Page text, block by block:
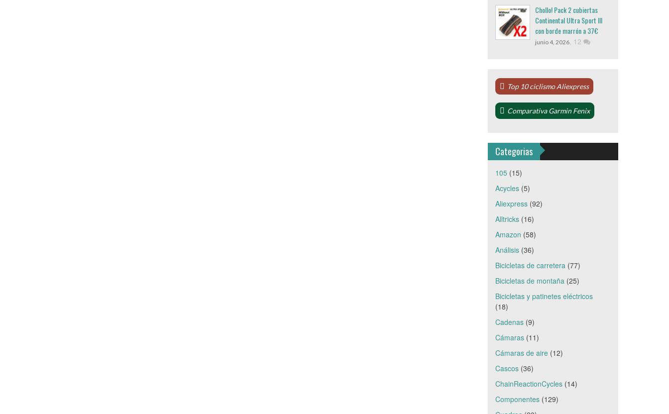
Chollo! Pack 2 cubiertas
Continental Ultra Sport III
con borde marrón a 37€
junio 4, 2026, 12
Top 10 ciclismo Aliexpress
Comparativa Garmin Fenix
Categorias
105(15)
Acycles(5)
Aliexpress(92)
Alltricks(16)
Amazon (58)
Análisis(36)
Bicicletas de carretera(77)
Bicicletas de montaña(25)
Bicicletas y patinetes eléctricos
(18)
Cadenas(9)
Cámaras(11)
Cámaras de aire(12)
Cascos(36)
ChainReactionCycles(14)
Componentes(129)